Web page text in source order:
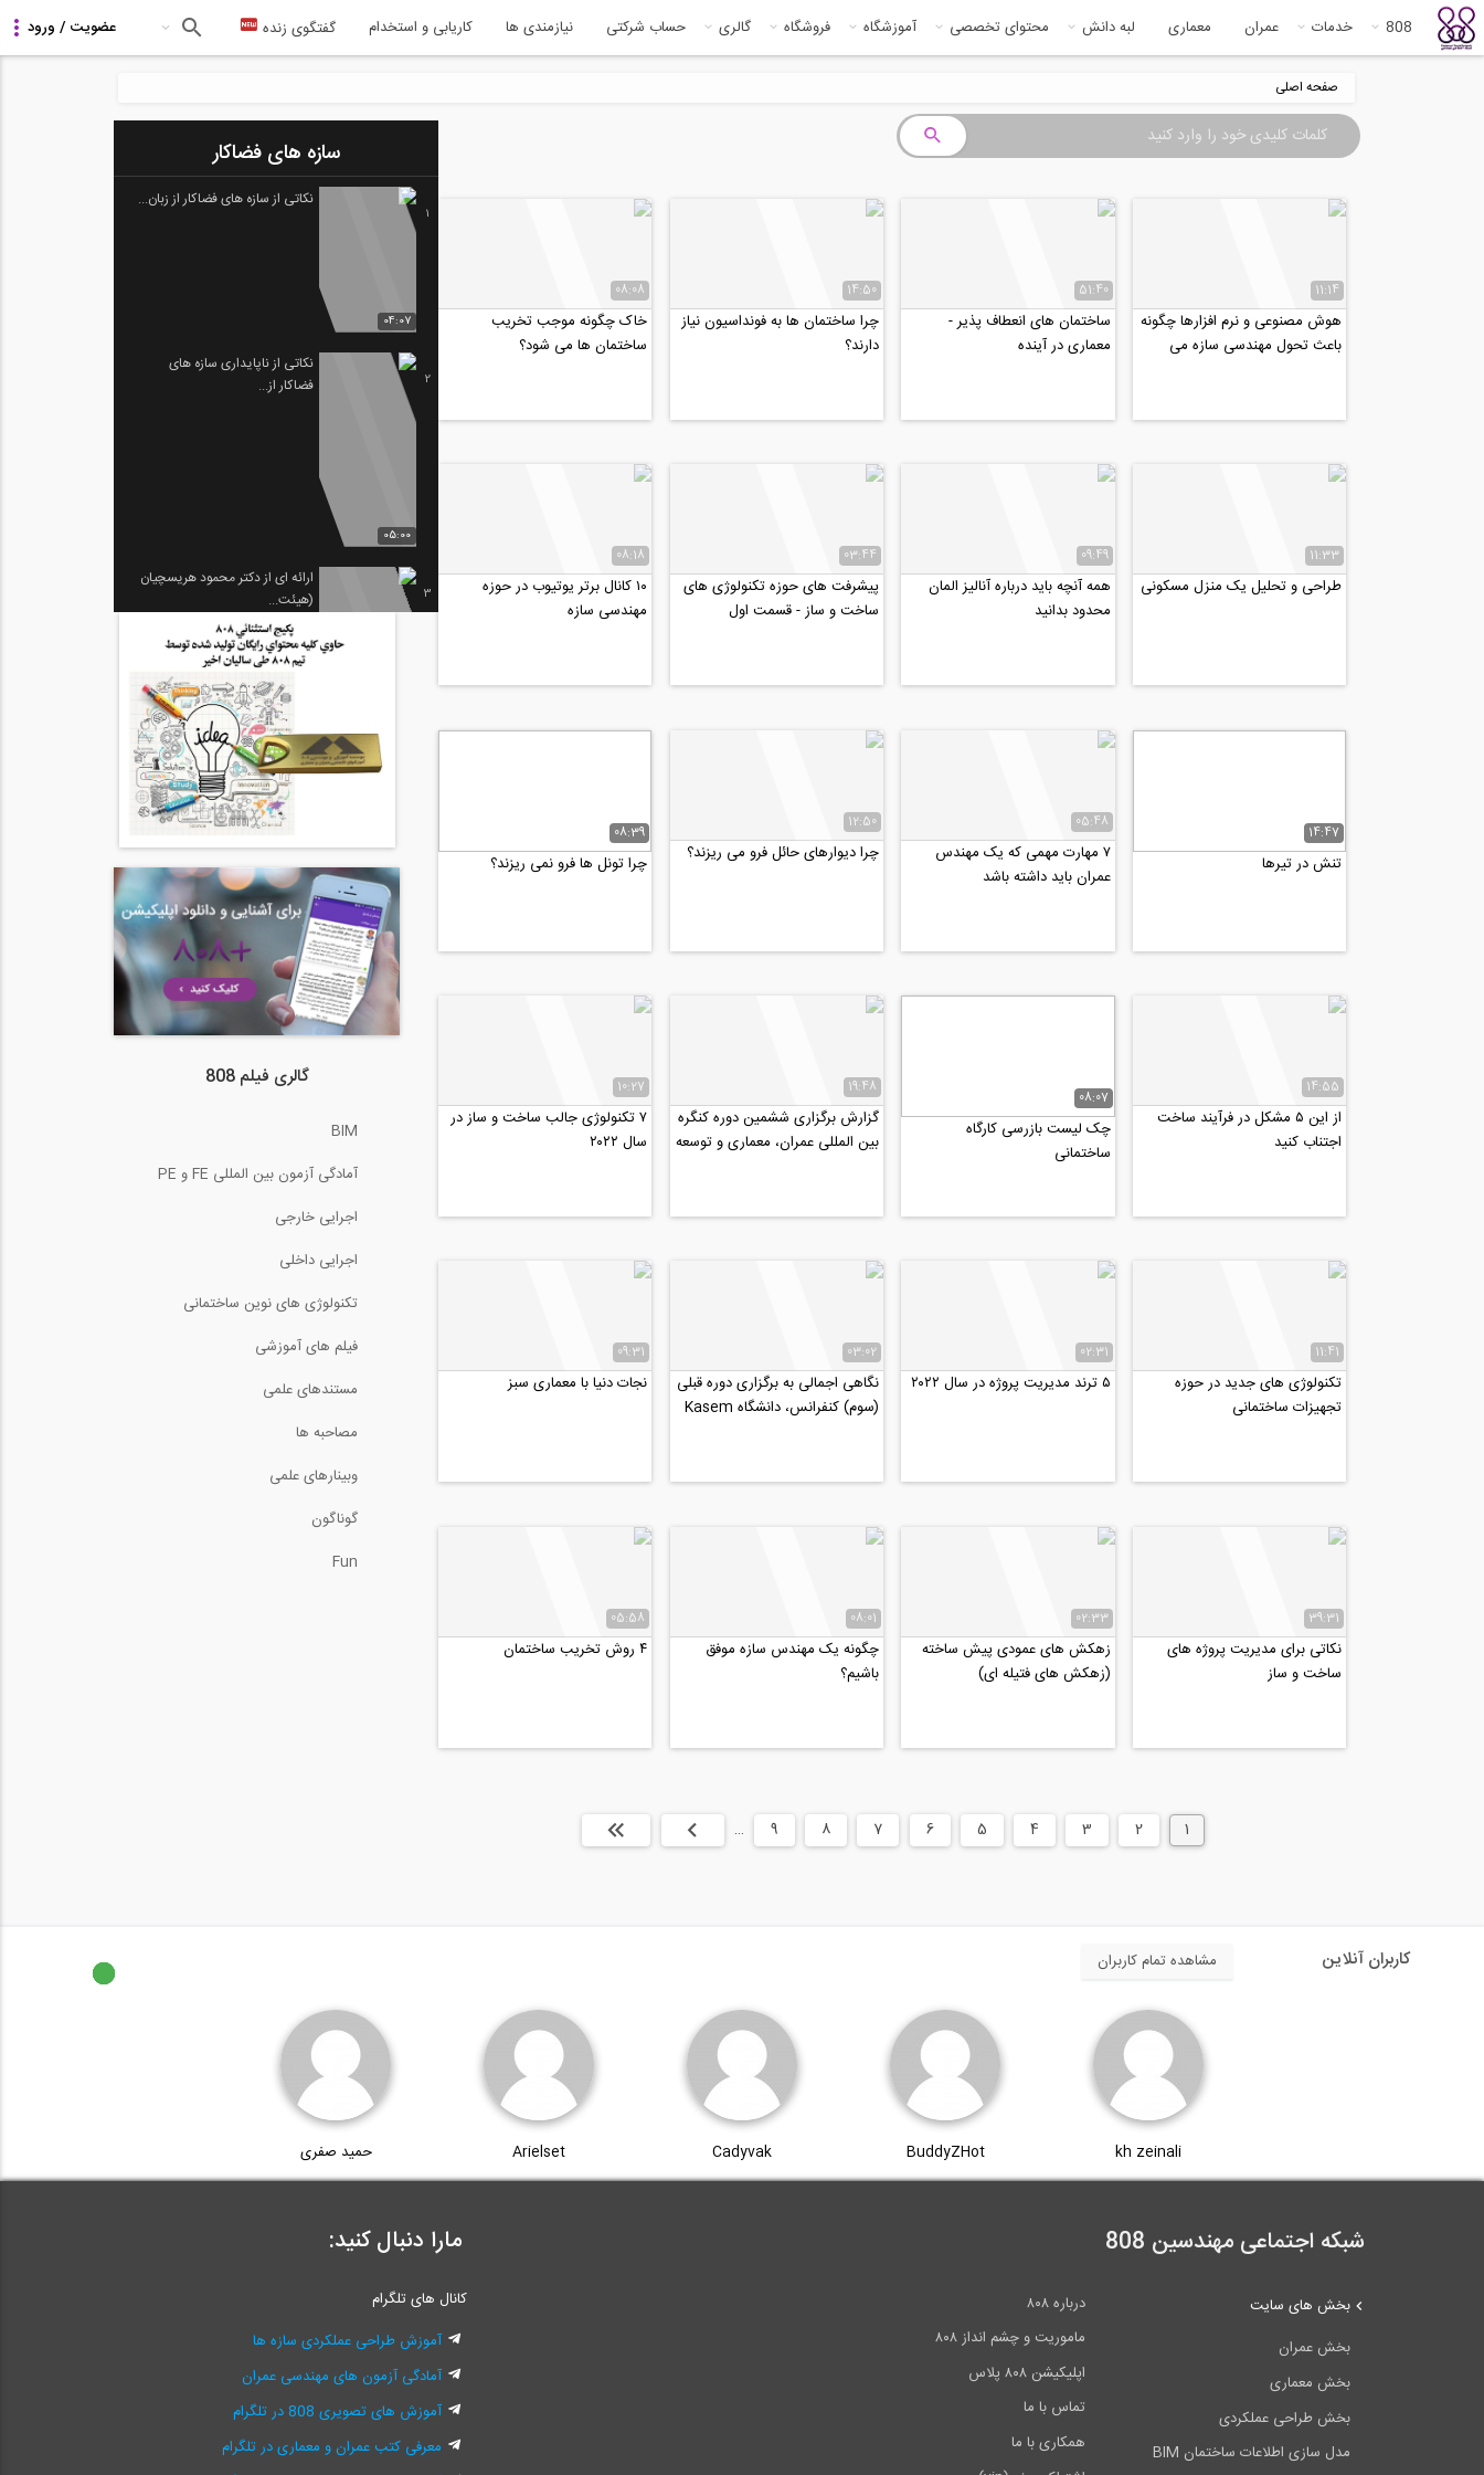
808 خدمات عمران معماری لبه دانش محتوای تخصصی آموزشگاه فروشگاه گالری حساب شرکتی نیازمندی ها کاریابی و استخدام گفتگوی زنده
صفحه اصلی
11:14
هوش مصنوعی و نرم افزارها چگونه
باعث تحول مهندسی سازه می
51:40
ساختمان های انعطاف پذیر -
معماری در آینده
14:50
چرا ساختمان ها به فونداسیون نیاز
دارند؟
08:08
خاک چگونه موجب تخریب
ساختمان ها می شود؟
11:33
طراحی و تحلیل یک منزل مسکونی
09:49
همه آنچه باید درباره آنالیز المان
محدود بدانید
03:44
پیشرفت های حوزه تکنولوژی های
ساخت و ساز - قسمت اول
08:18
۱۰ کانال برتر یوتیوب در حوزه
مهندسی سازه
14:47
تنش در تیرها
05:48
۷ مهارت مهمی که یک مهندس
عمران باید داشته باشد
12:50
چرا دیوارهای حائل فرو می ریزند؟
08:39
چرا تونل ها فرو نمی ریزند؟
14:55
از این ۵ مشکل در فرآیند ساخت
اجتناب کنید
08:07
چک لیست بازرسی کارگاه
ساختمانی
19:48
گزارش برگزاری ششمین دوره کنگره
بین المللی عمران، معماری و توسعه
10:27
۷ تکنولوژی جالب ساخت و ساز در
سال ۲۰۲۲
11:41
تکنولوژی های جدید در حوزه
تجهیزات ساختمانی
02:31
۵ ترند مدیریت پروژه در سال ۲۰۲۲
03:02
نگاهی اجمالی به برگزاری دوره قبلی
(سوم) کنفرانس، دانشگاه Kasem
09:31
نجات دنیا با معماری سبز
39:31
نکاتی برای مدیریت پروژه های
ساخت و ساز
02:33
زهکش های عمودی پیش ساخته
(زهکش های فتیله ای)
08:01
چگونه یک مهندس سازه موفق
باشیم؟
05:58
۴ روش تخریب ساختمان
1
2
3
4
5
6
7
8
9
… بعدی انتها »
سازه های فضاکار
1
04:07
نکاتی از سازه های فضاکار از زبان...
2
05:00
نکاتی از ناپایداری سازه های
فضاکار از...
3
ارائه ای از دکتر محمود هریسچیان
(هیئت...
مدل سازی سازه های فضاکار
گالری فیلم 808
BIM
آمادگی آزمون بین المللی FE و PE
اجرایی خارجی
اجرایی داخلی
تکنولوژی های نوین ساختمانی
فیلم های آموزشی
مستندهای علمی
مصاحبه ها
وبینارهای علمی
گوناگون
Fun
کاربران آنلاین مشاهده تمام کاربران
kh zeinali
BuddyZHot
Cadyvak
Arielset حمید صفری
شبکه اجتماعی مهندسین 808
درباره ۸۰۸
ماموریت و چشم انداز ۸۰۸
اپلیکیشن ۸۰۸ پلاس
تماس با ما
همکاری با ما
بخش های سایت
بخش عمران
بخش معماری
بخش طراحی عملکردی
مدل سازی اطلاعات ساختمان BIM
مارا دنبال کنید:
کانال های تلگرام
آموزش طراحی عملکردی سازه ها
آمادگی آزمون های مهندسی عمران
آموزش های تصویری 808 در تلگرام
معرفی کتب عمران و معماری در تلگرام